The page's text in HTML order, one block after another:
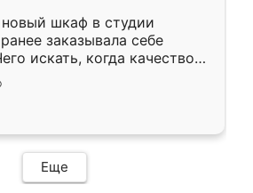
новый шкаф в студии
заказывала себе
искать, когда качеством
Служит кухня уже почти
нет.
Еще